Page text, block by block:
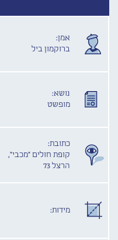
אמן:
ברוקמון ביל
נושא:
מופשט
כתובת:
קופת חולים "מכבי",
הרצל 73
מידות: